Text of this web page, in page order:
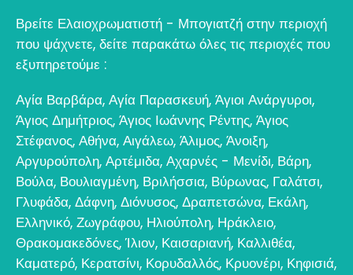
Βρείτε Ελαιοχρωματιστή - Μπογιατζή στην περιοχή
που ψάχνετε, δείτε παρακάτω όλες τις περιοχές που
εξυπηρετούμε :
Αγία Βαρβάρα, Αγία Παρασκευή, Άγιοι Ανάργυροι,
Άγιος Δημήτριος, Άγιος Ιωάννης Ρέντης, Άγιος
Στέφανος, Αθήνα, Αιγάλεω, Άλιμος, Άνοιξη,
Αργυρούπολη, Αρτέμιδα, Αχαρνές - Μενίδι, Βάρη,
Βούλα, Βουλιαγμένη, Βριλήσσια, Βύρωνας, Γαλάτσι,
Γλυφάδα, Δάφνη, Διόνυσος, Δραπετσώνα, Εκάλη,
Ελληνικό, Ζωγράφου, Ηλιούπολη, Ηράκλειο,
Θρακομακεδόνες,Ίλιον, Καισαριανή, Καλλιθέα,
Καματερό, Κερατσίνι, Κορυδαλλός, Κρυονέρι, Κηφισιά,